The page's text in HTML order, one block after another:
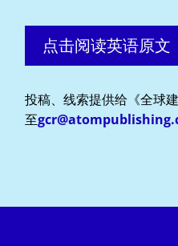
点击阅读英语原文
投稿、线索提供给《全球
至